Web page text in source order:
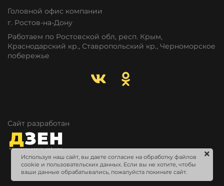
Головной офис компании
г. Ростов-на-Дону
Работаем по Ростовской обл, респ. Крым,
Краснодарский кр., Ставропольский кр., Черноморское
побережье
Сайт разработан
Используя наш сайт, вы даете согласие на обработку файлов
cookie и пользовательских данных. Если вы не хотите, чтобы
ваши данные обрабатывались, пожалуйста покиньте сайт.